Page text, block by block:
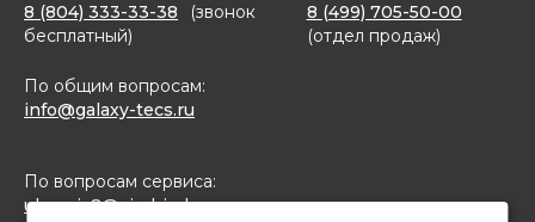
8 (804) 333-33-38
(звонок
бесплатный)
8 (499) 705-50-00
(отдел продаж)
По общим вопросам:
info@galaxy-tecs.ru
По вопросам сервиса:
ulservis2@simbirsk-crown.ru